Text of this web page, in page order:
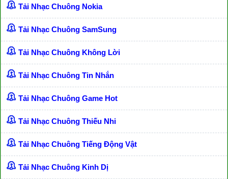
Tải Nhạc Chuông Nokia
Tải Nhạc Chuông SamSung
Tải Nhạc Chuông Không Lời
Tải Nhạc Chuông Tin Nhắn
Tải Nhạc Chuông Game Hot
Tải Nhạc Chuông Thiếu Nhi
Tải Nhạc Chuông Tiếng Động Vật
Tải Nhạc Chuông Kinh Dị